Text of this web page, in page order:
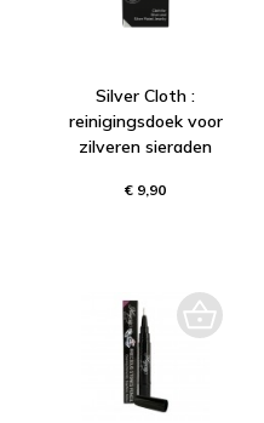
Silver Cloth :
reinigingsdoek voor
zilveren sieraden
€ 9,90